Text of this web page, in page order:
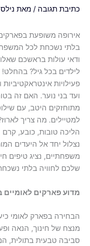
תגובה / מאת נילס /
משופעת בפארקים
נשכחת לכל המשפחה. אם
עולות בראשכם שאלות
בכל גיל? בהחלט!
אינטראקטיביות
בני נוער. האם זה בטוח?
היטב, עם שילוט
מה צריך לארוז?
טובות, כובע, קרם
יחד אל היעדים
נציג טיפים
לחוויה בלתי נשכחת.
פארקים לאומיים
בפארק לאומי כיעד
של חינוך, הנאה
טבעית בתולית,